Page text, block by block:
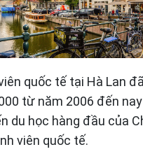
quốc tế tại Hà Lan
từ năm 2006 đến
du học hàng đầu của
viên quốc tế.